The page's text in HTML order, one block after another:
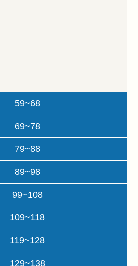
59~68
69~78
79~88
89~98
99~108
109~118
119~128
129~138